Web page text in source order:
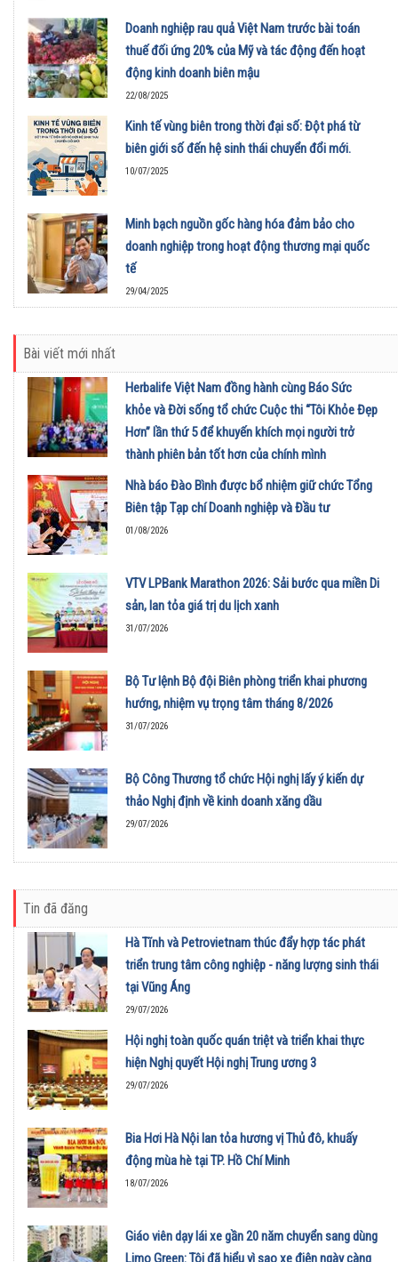
Doanh nghiệp rau quả Việt Nam trước bài toán
thuế đối ứng 20% của Mỹ và tác động đến hoạt
động kinh doanh biên mậu
22/08/2025
Kinh tế vùng biên trong thời đại số: Đột phá từ
biên giới số đến hệ sinh thái chuyển đổi mới.
10/07/2025
Minh bạch nguồn gốc hàng hóa đảm bảo cho
doanh nghiệp trong hoạt động thương mại quốc
tế
29/04/2025
Bài viết mới nhất
Herbalife Việt Nam đồng hành cùng Báo Sức
khỏe và Đời sống tổ chức Cuộc thi “Tôi Khỏe Đẹp
Hơn” lần thứ 5 để khuyến khích mọi người trở
thành phiên bản tốt hơn của chính mình
01/08/2026
Nhà báo Đào Bình được bổ nhiệm giữ chức Tổng
Biên tập Tạp chí Doanh nghiệp và Đầu tư
01/08/2026
VTV LPBank Marathon 2026: Sải bước qua miền Di
sản, lan tỏa giá trị du lịch xanh
31/07/2026
Bộ Tư lệnh Bộ đội Biên phòng triển khai phương
hướng, nhiệm vụ trọng tâm tháng 8/2026
31/07/2026
Bộ Công Thương tổ chức Hội nghị lấy ý kiến dự
thảo Nghị định về kinh doanh xăng dầu
29/07/2026
Tin đã đăng
Hà Tĩnh và Petrovietnam thúc đẩy hợp tác phát
triển trung tâm công nghiệp - năng lượng sinh thái
tại Vũng Áng
29/07/2026
Hội nghị toàn quốc quán triệt và triển khai thực
hiện Nghị quyết Hội nghị Trung ương 3
29/07/2026
Bia Hơi Hà Nội lan tỏa hương vị Thủ đô, khuấy
động mùa hè tại TP. Hồ Chí Minh
18/07/2026
Giáo viên dạy lái xe gần 20 năm chuyển sang dùng
Limo Green: Tôi đã hiểu vì sao xe điện ngày càng